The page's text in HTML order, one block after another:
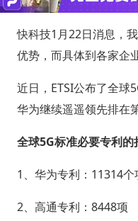
快科技1月22日消息，
优势，而具体到各家企
近日，ETSI公布了全球
华为继续遥遥领先排在
全球5G标准必要专利的
1、华为专利：11314个
2、高通专利：8448项